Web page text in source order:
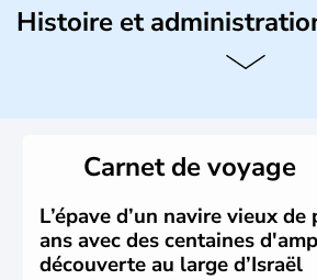
Histoire et
L'Israël est un état de la partie est
vrai essor économique dans le
Carnet de voyage
L’épave d’un navire vieux
ans avec des centaines
découverte au large d’Israël